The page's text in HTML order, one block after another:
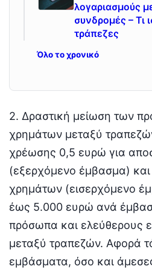
λογαριασμούς
συνδρομές – Τι
τράπεζες
Όλο το χρονικό
2. Δραστική μείωση των
χρημάτων μεταξύ
χρέωσης 0,5 ευρώ για
(εξερχόμενο έμβασμα)
χρημάτων (εισερχόμενο
έως 5.000 ευρώ ανά
πρόσωπα και ελεύθερους
μεταξύ τραπεζών. Αφορά
εμβάσματα, όσο και